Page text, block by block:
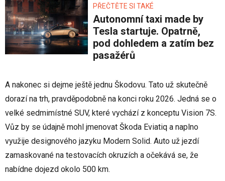
PŘEČTĚTE SI TAKÉ
Autonomní taxi made by
Tesla startuje. Opatrně,
pod dohledem a zatím bez
pasažérů
A nakonec si dejme ještě jednu Škodovu. Tato už skutečně
dorazí na trh, pravděpodobně na konci roku 2026. Jedná se o
velké sedmimístné SUV, které vychází z konceptu Vision 7S.
Vůz by se údajně mohl jmenovat Škoda Eviatiq a naplno
využije designového jazyku Modern Solid. Auto už jezdí
zamaskované na testovacích okruzích a očekává se, že
nabídne dojezd okolo 500 km.